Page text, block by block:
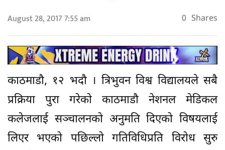
August 28, 2017 7:55 am 0 Shares
काठमाडौ, १२ भदौ । त्रिभुवन विश्व विद्यालयले सबै
प्रक्रिया पुरा गरेको काठमाडौ नेशनल मेडिकल
कलेजलाई सञ्चालनको अनुमति दिएको विषयलाई
लिएर भएको पछिल्लो गतिविधिप्रति विरोध सुरु